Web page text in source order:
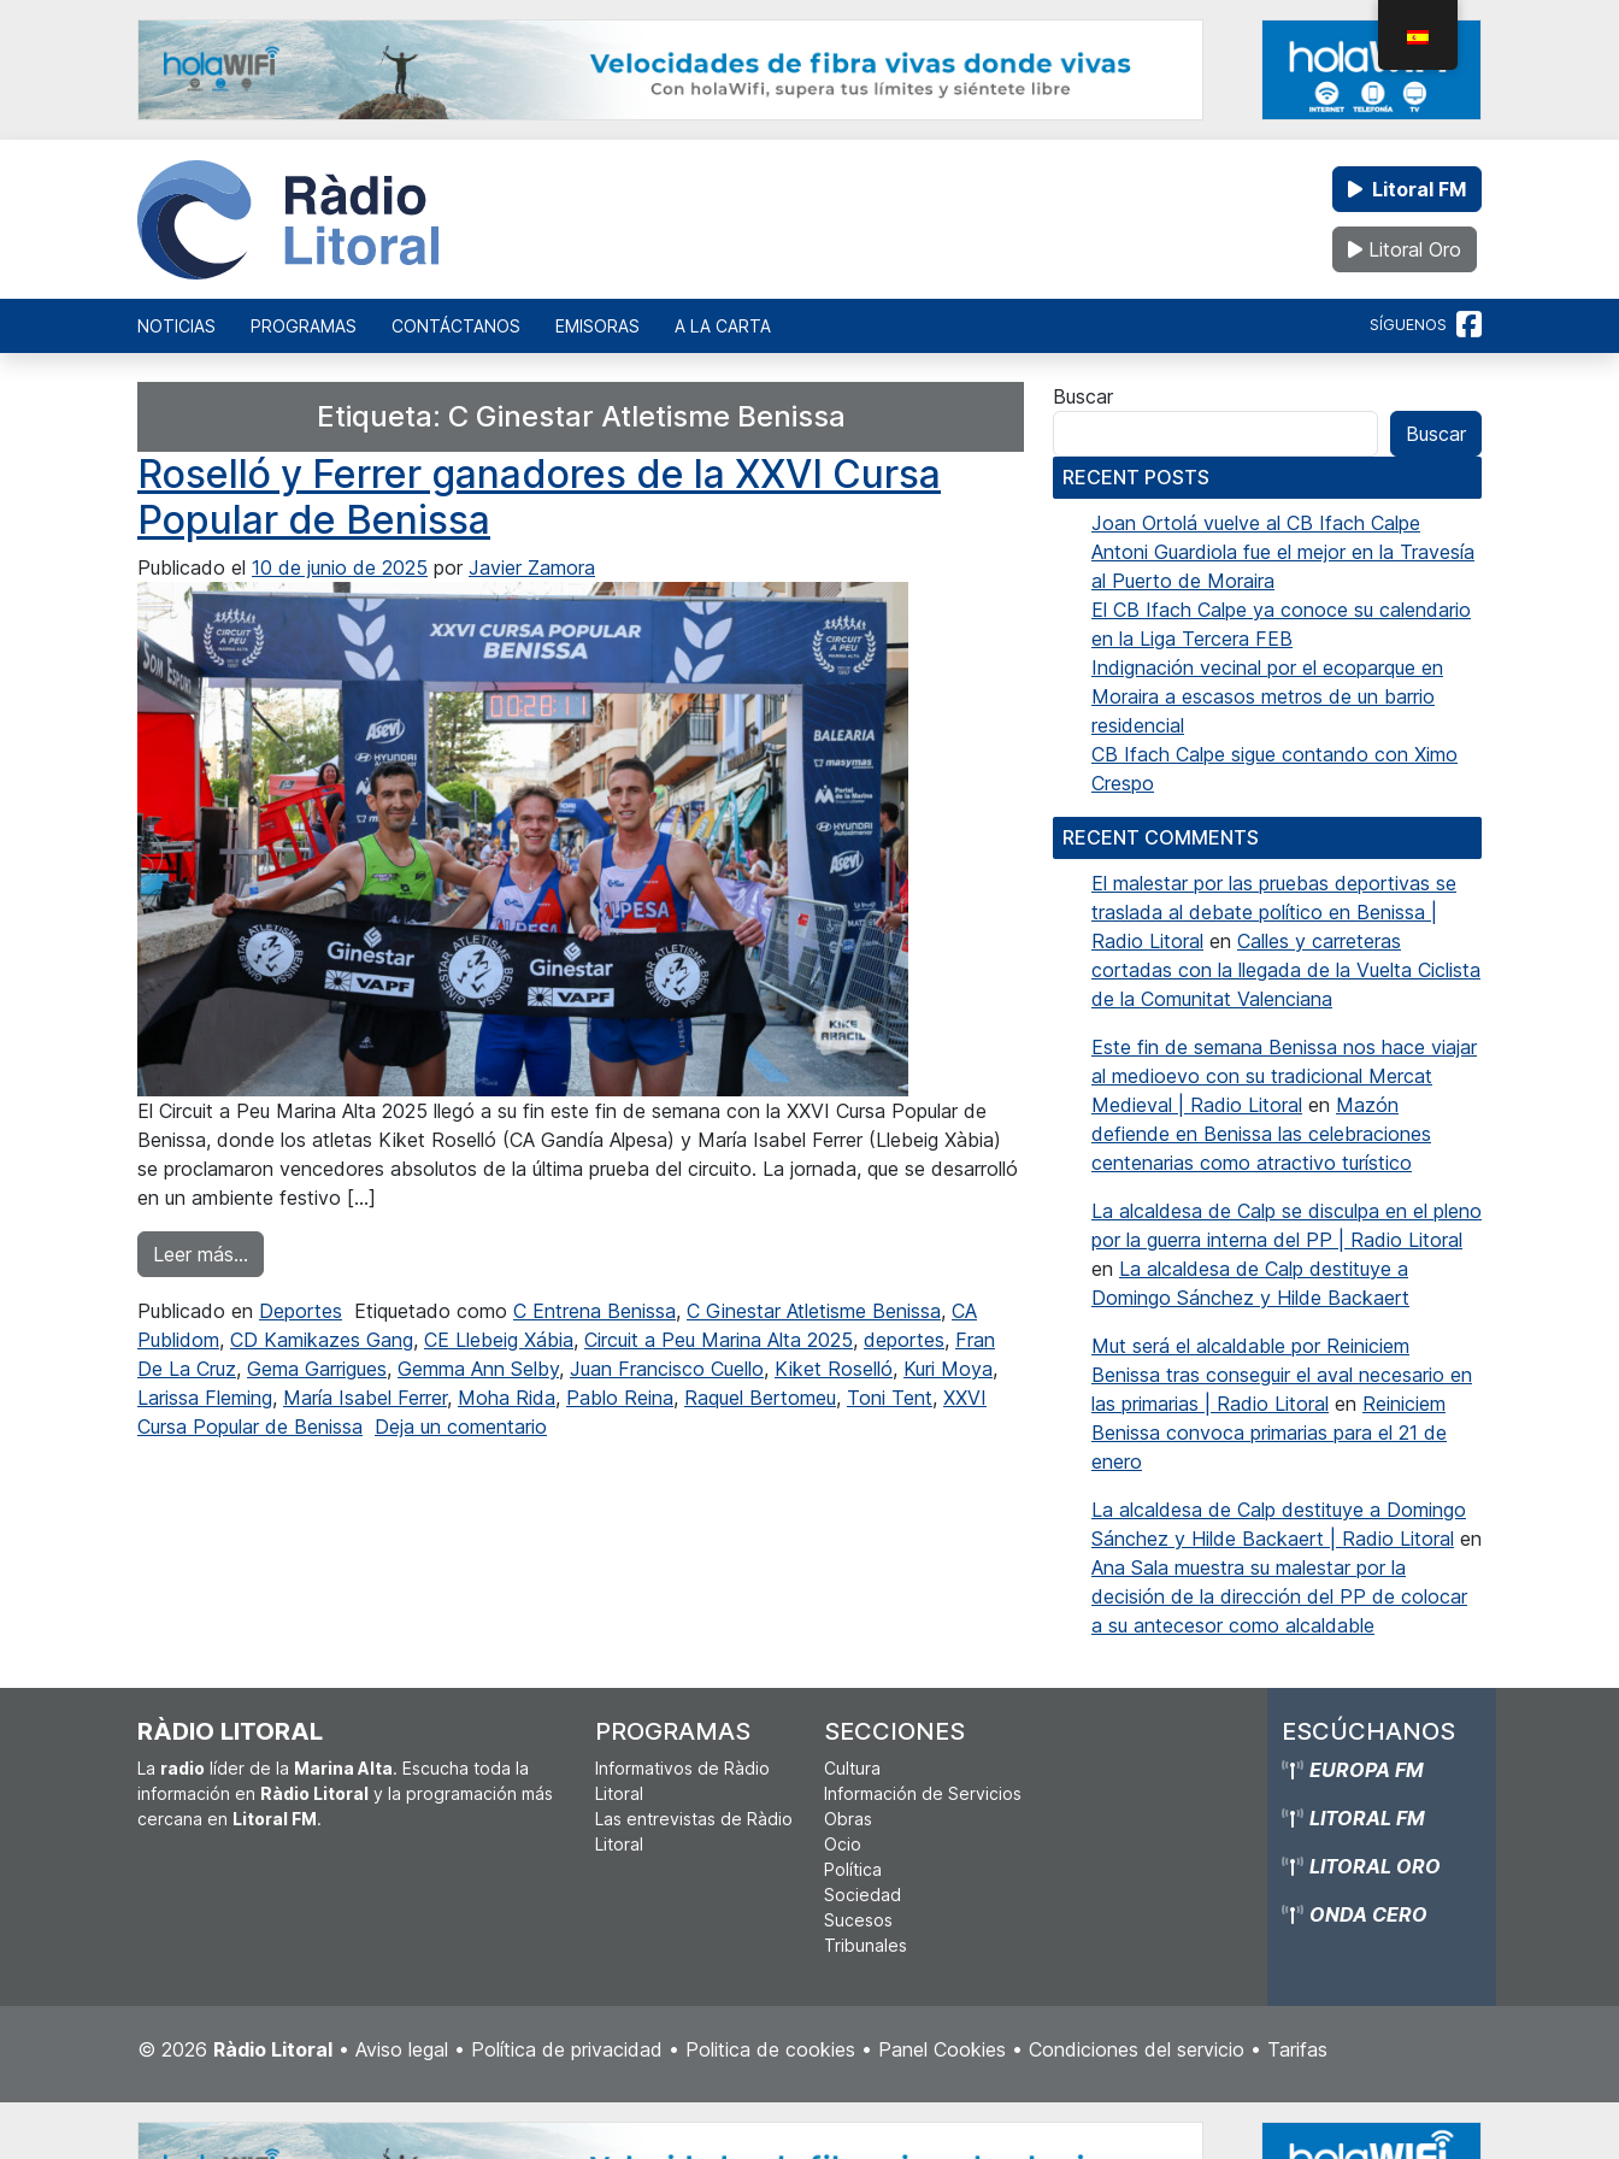
Litoral FM
Litoral Oro
NOTICIAS PROGRAMAS CONTÁCTANOS EMISORAS A LA CARTA SÍGUENOS
Etiqueta: C Ginestar Atletisme Benissa
Roselló y Ferrer ganadores de la XXVI Cursa
Popular de Benissa
Publicado el 10 de junio de 2025 por Javier Zamora
El Circuit a Peu Marina Alta 2025 llegó a su fin este fin de semana con la XXVI Cursa Popular de
Benissa, donde los atletas Kiket Roselló (CA Gandía Alpesa) y María Isabel Ferrer (Llebeig Xàbia)
se proclamaron vencedores absolutos de la última prueba del circuito. La jornada, que se desarrolló
en un ambiente festivo […]
Leer más…
Publicado en Deportes Etiquetado como C Entrena Benissa, C Ginestar Atletisme Benissa, CA
Publidom, CD Kamikazes Gang, CE Llebeig Xábia, Circuit a Peu Marina Alta 2025, deportes, Fran
De La Cruz, Gema Garrigues, Gemma Ann Selby, Juan Francisco Cuello, Kiket Roselló, Kuri Moya,
Larissa Fleming, María Isabel Ferrer, Moha Rida, Pablo Reina, Raquel Bertomeu, Toni Tent, XXVI
Cursa Popular de Benissa Deja un comentario en Roselló y Ferrer ganadores de la XXVI Cursa Popular de Benissa
Buscar
Buscar
RECENT POSTS
Joan Ortolá vuelve al CB Ifach Calpe
Antoni Guardiola fue el mejor en la Travesía
al Puerto de Moraira
El CB Ifach Calpe ya conoce su calendario
en la Liga Tercera FEB
Indignación vecinal por el ecoparque en
Moraira a escasos metros de un barrio
residencial
CB Ifach Calpe sigue contando con Ximo
Crespo
RECENT COMMENTS
El malestar por las pruebas deportivas se
traslada al debate político en Benissa |
Radio Litoral en Calles y carreteras
cortadas con la llegada de la Vuelta Ciclista
de la Comunitat Valenciana
Este fin de semana Benissa nos hace viajar
al medioevo con su tradicional Mercat
Medieval | Radio Litoral en Mazón
defiende en Benissa las celebraciones
centenarias como atractivo turístico
La alcaldesa de Calp se disculpa en el pleno
por la guerra interna del PP | Radio Litoral
en La alcaldesa de Calp destituye a
Domingo Sánchez y Hilde Backaert
Mut será el alcaldable por Reiniciem
Benissa tras conseguir el aval necesario en
las primarias | Radio Litoral en Reiniciem
Benissa convoca primarias para el 21 de
enero
La alcaldesa de Calp destituye a Domingo
Sánchez y Hilde Backaert | Radio Litoral en
Ana Sala muestra su malestar por la
decisión de la dirección del PP de colocar
a su antecesor como alcaldable
RÀDIO LITORAL
La radio líder de la Marina Alta. Escucha toda la
información en Ràdio Litoral y la programación más
cercana en Litoral FM.
PROGRAMAS
Informativos de Ràdio
Litoral
Las entrevistas de Ràdio
Litoral
SECCIONES
Cultura
Información de Servicios
Obras
Ocio
Política
Sociedad
Sucesos
Tribunales
ESCÚCHANOS
EUROPA FM
LITORAL FM
LITORAL ORO
ONDA CERO
© 2026 Ràdio Litoral • Aviso legal • Política de privacidad • Politica de cookies • Panel Cookies • Condiciones del servicio • Tarifas